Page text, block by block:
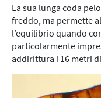
La sua lunga coda
freddo, ma permette
l’equilibrio quando
particolarmente
addirittura i 16 metri